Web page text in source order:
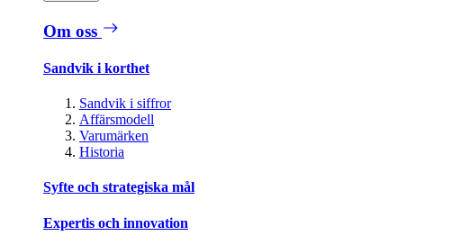
Om oss
Sandvik i korthet
Sandvik i siffror
Affärsmodell
Varumärken
Historia
Syfte och strategiska mål
Expertis och innovation